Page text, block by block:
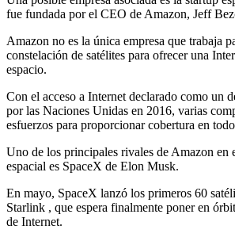
fue fundada por el CEO de Amazon, Jeff
Amazon no es la única empresa que trabaja
constelación de satélites para ofrecer una
espacio.
Con el acceso a Internet declarado como un
por las Naciones Unidas en 2016, varias
esfuerzos para proporcionar cobertura en
Uno de los principales rivales de Amazon en
espacial es SpaceX de Elon Musk.
En mayo, SpaceX lanzó los primeros 60
Starlink , que espera finalmente poner en
de Internet.